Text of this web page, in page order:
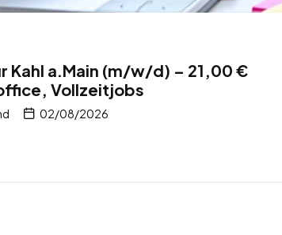
Kahl a.Main (m/w/d) – 21,00 €
Vollzeitjobs
02/08/2026